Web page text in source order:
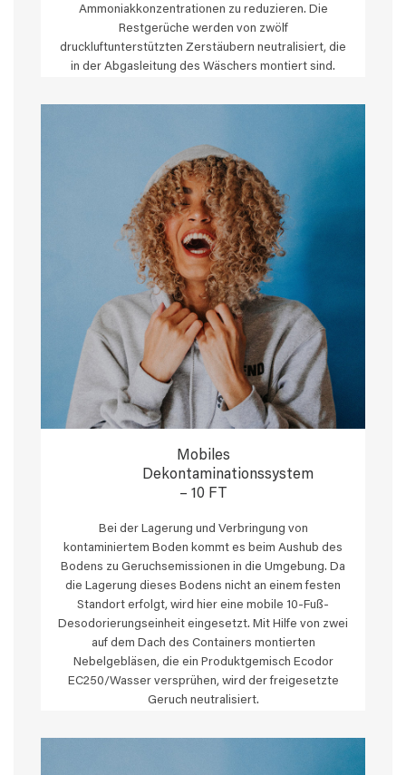
Ammoniakkonzentrationen zu reduzieren. Die
Restgerüche werden von zwölf
druckluftunterstützten Zerstäubern neutralisiert, die
in der Abgasleitung des Wäschers montiert sind.
Mobiles
Dekontaminationssystem
– 10 FT
Bei der Lagerung und Verbringung von
kontaminiertem Boden kommt es beim Aushub des
Bodens zu Geruchsemissionen in die Umgebung. Da
die Lagerung dieses Bodens nicht an einem festen
Standort erfolgt, wird hier eine mobile 10-Fuß-
Desodorierungseinheit eingesetzt. Mit Hilfe von zwei
auf dem Dach des Containers montierten
Nebelgebläsen, die ein Produktgemisch Ecodor
EC250/Wasser versprühen, wird der freigesetzte
Geruch neutralisiert.